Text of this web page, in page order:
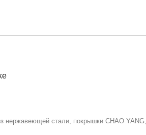
стали, покрышки CHAO